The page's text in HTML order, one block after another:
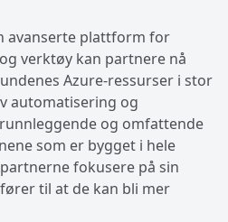
avanserte plattform for
verktøy kan partnere nå
Azure-ressurser i stor
automatisering og
og omfattende
som er bygget i hele
fokusere på sin
til at de kan bli mer